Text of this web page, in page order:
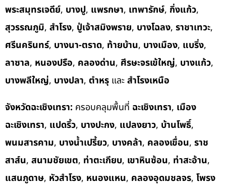
พระสมุทรเจดีย์, บางปู, แพรกษา, เทพารักษ์, กิ่งแก้ว,
สุวรรณภูมิ, สำโรง, ปู่เจ้าสมิงพราย, บางโฉลง, ราชาเทวะ,
ศรีนครินทร์, บางนา-ตราด, ท้ายบ้าน, บางเมือง, แบริ่ง,
ลาซาล, หนองปรือ, คลองด่าน, ศีรษะจรเข้ใหญ่, บางแก้ว,
บางพลีใหญ่, บางปลา, ตำหรุ และสำโรงเหนือ
จังหวัดฉะเชิงเทรา: ครอบคลุมพื้นที่ ฉะเชิงเทรา, เมือง
ฉะเชิงเทรา, แปดริ้ว, บางปะกง, แปลงยาว, บ้านโพธิ์,
พนมสารคาม, บางน้ำเปรี้ยว, บางคล้า, คลองเขื่อน, ราช
สาส์น, สนามชัยเขต, ท่าตะเกียบ, เขาหินซ้อน, ท่าสะอ้าน,
แสนภูดาษ, หัวสำโรง, หนองแหน, คลองอุดมชลจร, โพรง